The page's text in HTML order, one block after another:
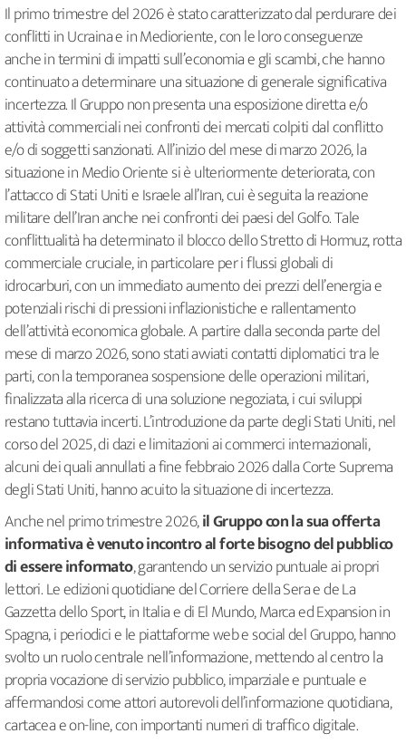
Il primo trimestre del 2026 è stato caratterizzato dal perdurare dei
conflitti in Ucraina e in Medioriente, con le loro conseguenze
anche in termini di impatti sull’economia e gli scambi, che hanno
continuato a determinare una situazione di generale significativa
incertezza. Il Gruppo non presenta una esposizione diretta e/o
attività commerciali nei confronti dei mercati colpiti dal conflitto
e/o di soggetti sanzionati. All’inizio del mese di marzo 2026, la
situazione in Medio Oriente si è ulteriormente deteriorata, con
l’attacco di Stati Uniti e Israele all’Iran, cui è seguita la reazione
militare dell’Iran anche nei confronti dei paesi del Golfo. Tale
conflittualità ha determinato il blocco dello Stretto di Hormuz, rotta
commerciale cruciale, in particolare per i flussi globali di
idrocarburi, con un immediato aumento dei prezzi dell’energia e
potenziali rischi di pressioni inflazionistiche e rallentamento
dell’attività economica globale. A partire dalla seconda parte del
mese di marzo 2026, sono stati avviati contatti diplomatici tra le
parti, con la temporanea sospensione delle operazioni militari,
finalizzata alla ricerca di una soluzione negoziata, i cui sviluppi
restano tuttavia incerti. L’introduzione da parte degli Stati Uniti, nel
corso del 2025, di dazi e limitazioni ai commerci internazionali,
alcuni dei quali annullati a fine febbraio 2026 dalla Corte Suprema
degli Stati Uniti, hanno acuito la situazione di incertezza.
Anche nel primo trimestre 2026,il Gruppo con la sua offerta
informativa è venuto incontro al forte bisogno del pubblico
di essere informato, garantendo un servizio puntuale ai propri
lettori. Le edizioni quotidiane del Corriere della Sera e de La
Gazzetta dello Sport, in Italia e di El Mundo, Marca ed Expansion in
Spagna, i periodici e le piattaforme web e social del Gruppo, hanno
svolto un ruolo centrale nell’informazione, mettendo al centro la
propria vocazione di servizio pubblico, imparziale e puntuale e
affermandosi come attori autorevoli dell’informazione quotidiana,
cartacea e on-line, con importanti numeri di traffico digitale.